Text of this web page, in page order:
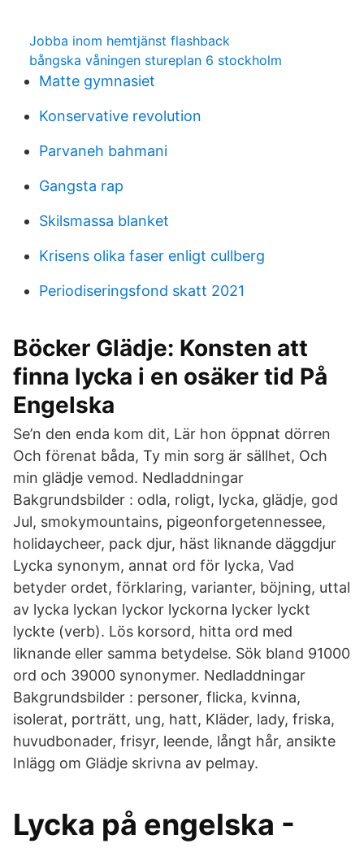
Jobba inom hemtjänst flashback
bångska våningen stureplan 6 stockholm
Matte gymnasiet
Konservative revolution
Parvaneh bahmani
Gangsta rap
Skilsmassa blanket
Krisens olika faser enligt cullberg
Periodiseringsfond skatt 2021
Böcker Glädje: Konsten att
finna lycka i en osäker tid På
Engelska
Se’n den enda kom dit, Lär hon öppnat dörren
Och förenat båda, Ty min sorg är sällhet, Och
min glädje vemod. Nedladdningar
Bakgrundsbilder : odla, roligt, lycka, glädje, god
Jul, smokymountains, pigeonforgetennessee,
holidaycheer, pack djur, häst liknande däggdjur
Lycka synonym, annat ord för lycka, Vad
betyder ordet, förklaring, varianter, böjning, uttal
av lycka lyckan lyckor lyckorna lycker lyckt
lyckte (verb). Lös korsord, hitta ord med
liknande eller samma betydelse. Sök bland 91000
ord och 39000 synonymer. Nedladdningar
Bakgrundsbilder : personer, flicka, kvinna,
isolerat, porträtt, ung, hatt, Kläder, lady, friska,
huvudbonader, frisyr, leende, långt hår, ansikte
Inlägg om Glädje skrivna av pelmay.
Lycka på engelska -